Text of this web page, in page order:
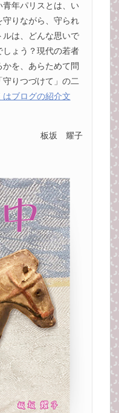
年パリスとは、い
守りながら、守られ
は、どんな思いで
ょう？現代の若者
を、あらためて問
りつづけて」の二
はブログの紹介文
板坂 耀子